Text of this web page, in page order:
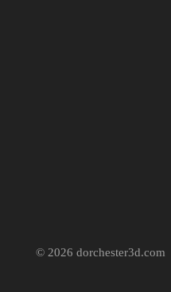
© 2026 dorchester3d.com